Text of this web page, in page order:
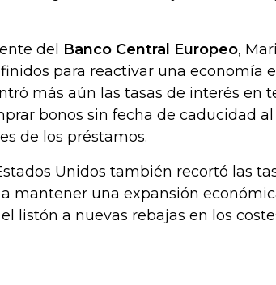
del Banco Central Europeo,
para reactivar una economía
más aún las tasas de interés en
bonos sin fecha de caducidad
de los préstamos.
Unidos también recortó las
mantener una expansión
listón a nuevas rebajas en los